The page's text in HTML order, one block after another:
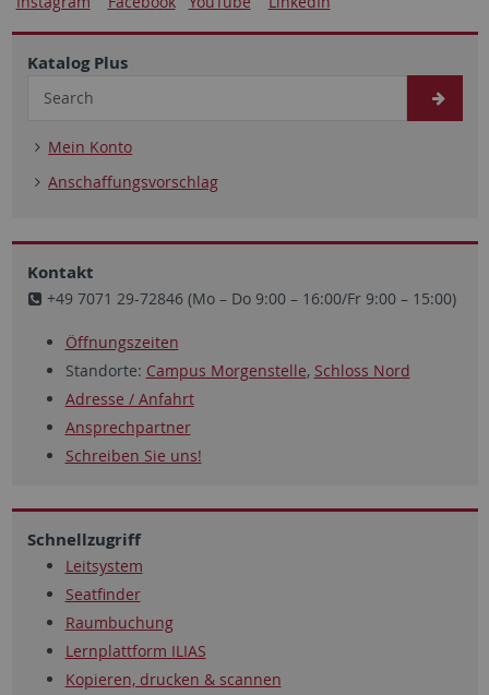
Katalog Plus
Mein Konto
Anschaffungsvorschlag
Kontakt
+49 7071 29-72846 (Mo – Do 9:00 – 16:00/Fr 9:00 – 15:00)
Öffnungszeiten
Standorte: Campus Morgenstelle, Schloss Nord
Adresse / Anfahrt
Ansprechpartner
Schreiben Sie uns!
Schnellzugriff
Leitsystem
Seatfinder
Raumbuchung
Lernplattform ILIAS
Kopieren, drucken & scannen